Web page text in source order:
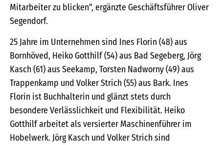
Mitarbeiter zu blicken“, ergänzte Geschäftsführer Oliver
Segendorf.
25 Jahre im Unternehmen sind Ines Florin (48) aus
Bornhöved, Heiko Gotthilf (54) aus Bad Segeberg, Jörg
Kasch (61) aus Seekamp, Torsten Nadworny (49) aus
Trappenkamp und Volker Strich (55) aus Bark. Ines
Florin ist Buchhalterin und glänzt stets durch
besondere Verlässlichkeit und Flexibilität. Heiko
Gotthilf arbeitet als versierter Maschinenführer im
Hobelwerk. Jörg Kasch und Volker Strich sind